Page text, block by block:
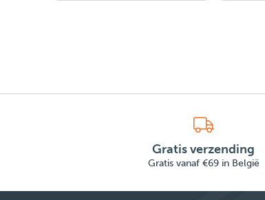
Gratis verzending
Gratis vanaf €69 in België